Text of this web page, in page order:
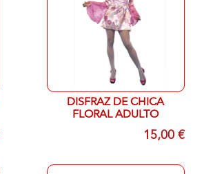
DISFRAZ DE CHICA
FLORAL ADULTO
15,00 €